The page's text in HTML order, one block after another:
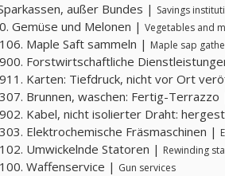
außer Bundes | Savings
Gemüse und Melonen | Vegetables and
Maple Saft sammeln | Maple sap
Forstwirtschaftliche
Karten: Tiefdruck, nicht vor Ort
Brunnen, waschen: Fertig-Terrazzo
Kabel, nicht isolierter Draht:
Elektrochemische Fräsmaschinen |
Umwickelnde Statoren | Rewinding
Waffenservice | Gun services